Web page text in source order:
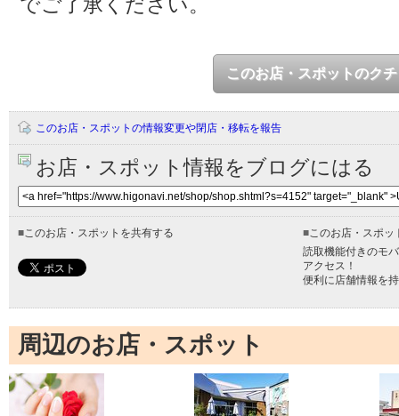
このお店・スポットのク
このお店・スポットの情報変更や閉店・移転を報告
お店・スポット情報をブログにはる
■このお店・スポットを共有する ■このお店・スポッ
読取機能付きのモ
アクセス！
便利に店舗情報を
周辺のお店・スポット